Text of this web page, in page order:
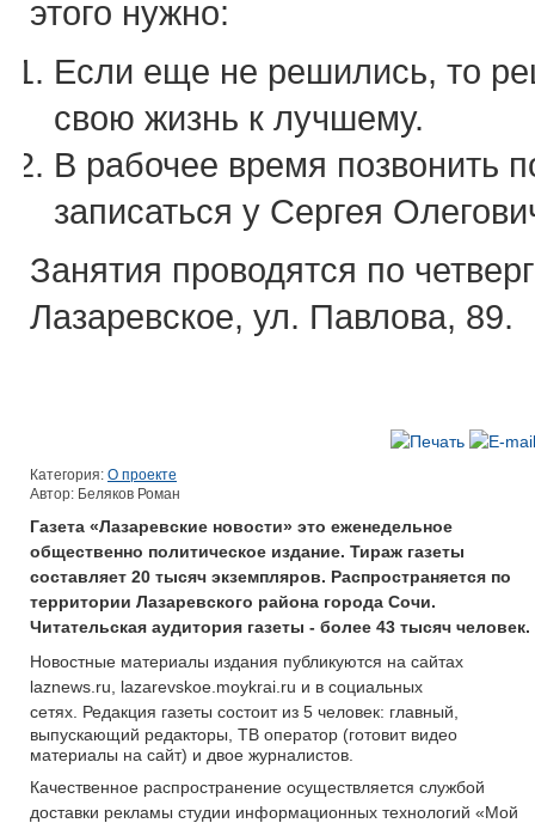
этого нужно:
Если еще не решились, то
свою жизнь к лучшему.
В рабочее время позвонить
записаться у Сергея
Занятия проводятся по
Лазаревское, ул. Павлова, 89.
Категория: О проекте
Автор: Беляков Роман
Газета «Лазаревские новости» это еженедельное
общественно политическое издание. Тираж газеты
составляет 20 тысяч экземпляров. Распространяется по
территории Лазаревского района города Сочи.
Читательская аудитория газеты - более 43 тысяч человек.
Новостные материалы издания публикуются на сайтах
laznews.ru, lazarevskoe.moykrai.ru и в социальных
сетях. Редакция газеты состоит из 5 человек: главный,
выпускающий редакторы, ТВ оператор (готовит видео
материалы на сайт) и двое журналистов.
Качественное распространение осуществляется службой
доставки рекламы студии информационных технологий «Мой